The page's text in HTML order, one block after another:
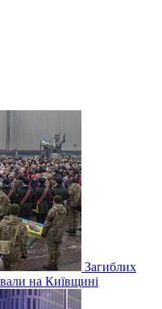
Загиблих
на Київщині